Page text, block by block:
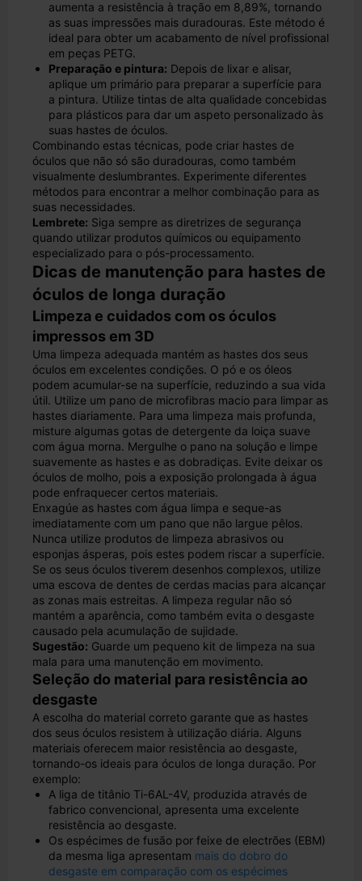
aumenta a resistência à tração em 8,89%, tornando
as suas impressões mais duradouras. Este método é
ideal para obter um acabamento de nível profissional
em peças PETG.
Preparação e pintura: Depois de lixar e alisar,
aplique um primário para preparar a superfície para
a pintura. Utilize tintas de alta qualidade concebidas
para plásticos para dar um aspeto personalizado às
suas hastes de óculos.
Combinando estas técnicas, pode criar hastes de
óculos que não só são duradouras, como também
visualmente deslumbrantes. Experimente diferentes
métodos para encontrar a melhor combinação para as
suas necessidades.
Lembrete: Siga sempre as diretrizes de segurança
quando utilizar produtos químicos ou equipamento
especializado para o pós-processamento.
Dicas de manutenção para hastes de
óculos de longa duração
Limpeza e cuidados com os óculos
impressos em 3D
Uma limpeza adequada mantém as hastes dos seus
óculos em excelentes condições. O pó e os óleos
podem acumular-se na superfície, reduzindo a sua vida
útil. Utilize um pano de microfibras macio para limpar as
hastes diariamente. Para uma limpeza mais profunda,
misture algumas gotas de detergente da loiça suave
com água morna. Mergulhe o pano na solução e limpe
suavemente as hastes e as dobradiças. Evite deixar os
óculos de molho, pois a exposição prolongada à água
pode enfraquecer certos materiais.
Enxagúe as hastes com água limpa e seque-as
imediatamente com um pano que não largue pêlos.
Nunca utilize produtos de limpeza abrasivos ou
esponjas ásperas, pois estes podem riscar a superfície.
Se os seus óculos tiverem desenhos complexos, utilize
uma escova de dentes de cerdas macias para alcançar
as zonas mais estreitas. A limpeza regular não só
mantém a aparência, como também evita o desgaste
causado pela acumulação de sujidade.
Sugestão: Guarde um pequeno kit de limpeza na sua
mala para uma manutenção em movimento.
Seleção do material para resistência ao
desgaste
A escolha do material correto garante que as hastes
dos seus óculos resistem à utilização diária. Alguns
materiais oferecem maior resistência ao desgaste,
tornando-os ideais para óculos de longa duração. Por
exemplo:
A liga de titânio Ti-6AL-4V, produzida através de
fabrico convencional, apresenta uma excelente
resistência ao desgaste.
Os espécimes de fusão por feixe de electrões (EBM)
da mesma liga apresentam mais do dobro do
desgaste em comparação com os espécimes